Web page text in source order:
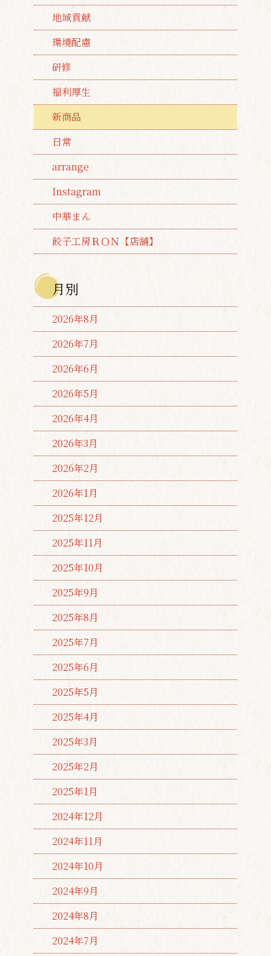
地域貢献
環境配慮
研修
福利厚生
新商品
日常
arrange
Instagram
中華まん
餃子工房ＲＯＮ【店舗】
月別
2026年8月
2026年7月
2026年6月
2026年5月
2026年4月
2026年3月
2026年2月
2026年1月
2025年12月
2025年11月
2025年10月
2025年9月
2025年8月
2025年7月
2025年6月
2025年5月
2025年4月
2025年3月
2025年2月
2025年1月
2024年12月
2024年11月
2024年10月
2024年9月
2024年8月
2024年7月